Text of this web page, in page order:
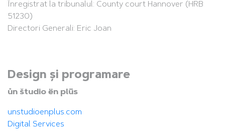
Înregistrat la tribunalul: County court Hannover (HRB
51230)
Directori Generali: Eric Joan
Design și programare
ůn študio ën plūs
unstudioenplus.com
Digital Services